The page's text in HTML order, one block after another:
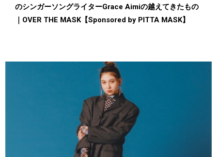
のシンガーソングライターGrace Aimiの越えてきたもの
｜OVER THE MASK【Sponsored by PITTA MASK】